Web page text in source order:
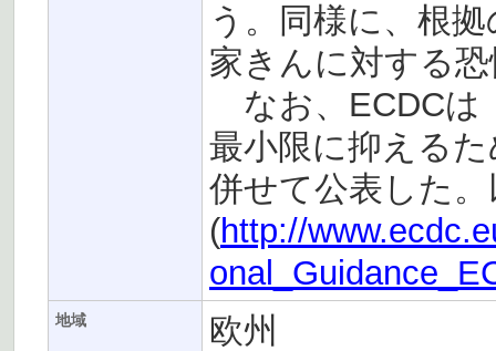
う。同様に、根
家きんに対する
なお、ECDCは
最小限に抑える
併せて公表した
(http://
地域 欧州